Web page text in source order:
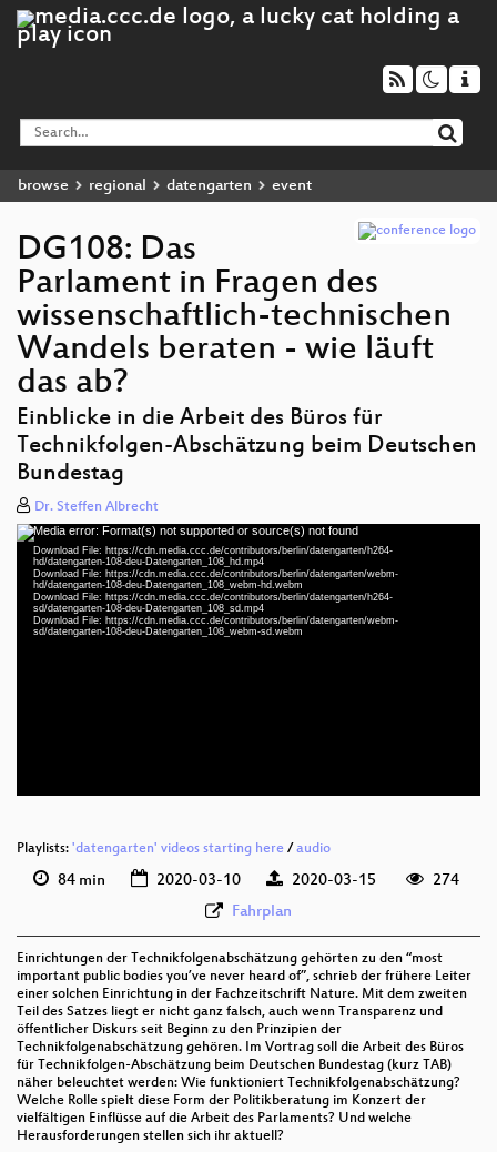
browse regional datengarten event
DG108: Das
Parlament in Fragen des
wissenschaftlich-technischen
Wandels beraten - wie läuft
das ab?
Einblicke in die Arbeit des Büros für
Technikfolgen-Abschätzung beim Deutschen
Bundestag
Dr. Steffen Albrecht
Video
Player
Media error: Format(s) not supported or source(s) not found
Download File: https://cdn.media.ccc.de/contributors/berlin/datengarten/h264-
hd/datengarten-108-deu-Datengarten_108_hd.mp4
Download File: https://cdn.media.ccc.de/contributors/berlin/datengarten/webm-
hd/datengarten-108-deu-Datengarten_108_webm-hd.webm
Download File: https://cdn.media.ccc.de/contributors/berlin/datengarten/h264-
sd/datengarten-108-deu-Datengarten_108_sd.mp4
Download File: https://cdn.media.ccc.de/contributors/berlin/datengarten/webm-
sd/datengarten-108-deu-Datengarten_108_webm-sd.webm
Playlists: 'datengarten' videos starting here /audio
84 min 2020-03-10 2020-03-15
274
Fahrplan
Einrichtungen der Technikfolgenabschätzung gehörten zu den “most
important public bodies you’ve never heard of”, schrieb der frühere Leiter
einer solchen Einrichtung in der Fachzeitschrift Nature. Mit dem zweiten
Teil des Satzes liegt er nicht ganz falsch, auch wenn Transparenz und
öffentlicher Diskurs seit Beginn zu den Prinzipien der
Technikfolgenabschätzung gehören. Im Vortrag soll die Arbeit des Büros
für Technikfolgen-Abschätzung beim Deutschen Bundestag (kurz TAB)
näher beleuchtet werden: Wie funktioniert Technikfolgenabschätzung?
Welche Rolle spielt diese Form der Politikberatung im Konzert der
vielfältigen Einflüsse auf die Arbeit des Parlaments? Und welche
Herausforderungen stellen sich ihr aktuell?